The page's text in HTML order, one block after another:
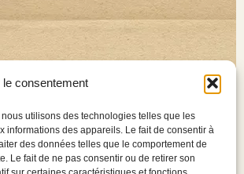
le consentement
utilisons des technologies telles que les
informations des appareils. Le fait de consentir à
des données telles que le comportement de
Le fait de ne pas consentir ou de retirer son